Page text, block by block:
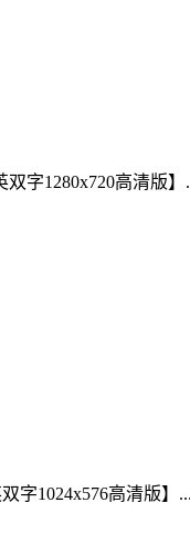
双字1280x720高清版】
字1024x576高清版】...